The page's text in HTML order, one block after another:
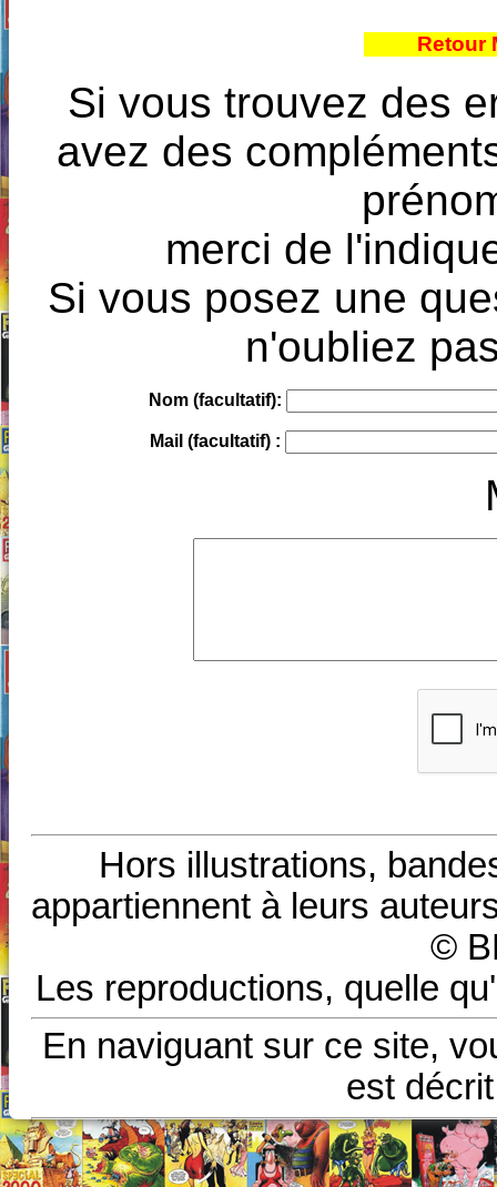
Retour
Si vous trouvez des
avez des
merci de
Si vous posez une
n'oubliez
Nom (facultatif):
Mail (facultatif) :
Hors illustrations,
appartiennent à leurs
©
Les reproductions, quelle
En naviguant sur ce site,
est